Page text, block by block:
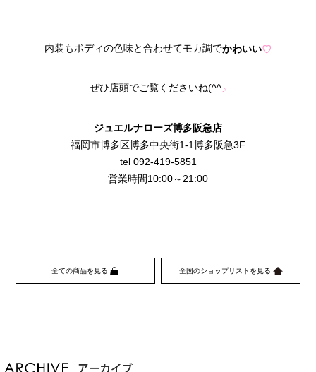
内装もボディの色味と合わせてモカ調でかわいい♡
ぜひ店頭でご覧くださいね(^^♪
ジュエルナローズ博多阪急店
福岡市博多区博多中央街1-1博多阪急3F
tel 092-419-5851
営業時間10:00～21:00
全ての商品を見る 全国のショップリストを見る